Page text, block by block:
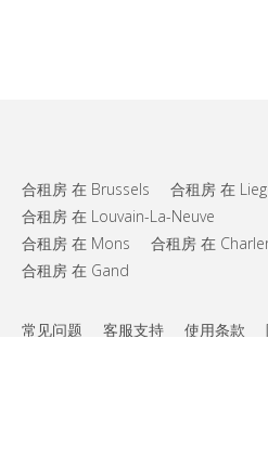
合租房 在 Brussels 合租房 在
合租房 在 Louvain-La-Neuve
合租房 在 Mons
合租房 在
合租房 在 Gand
常见问题 客服支持 使用条款